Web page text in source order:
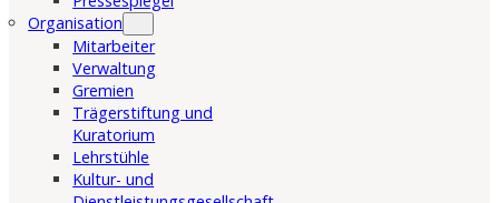
Organisation
Mitarbeiter
Verwaltung
Gremien
Trägerstiftung und
Kuratorium
Lehrstühle
Kultur- und